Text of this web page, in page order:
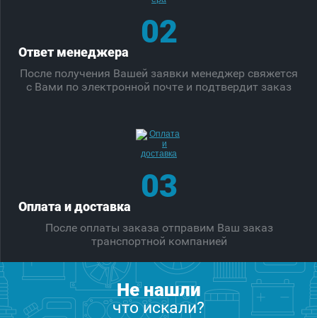
02
Ответ менеджера
После получения Вашей заявки менеджер свяжется
с Вами по электронной почте и подтвердит заказ
03
Оплата и доставка
После оплаты заказа отправим Ваш заказ
транспортной компанией
Не нашли
что искали?